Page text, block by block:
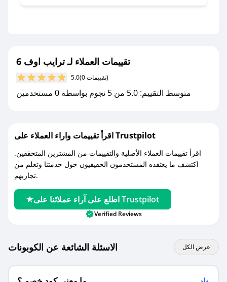
جديد.
مع صحصح، تسوق بذكاء ووفّر على كل مشترياتك مع
كوبونات خصم حصرية من ترايب اوف 6!
تقييمات العملاء لـ ترايب اوف 6
5.0 (0 تقييمات)
متوسط التقييم: 5.0 من 5 نجوم بواسطة 0 مستخدمين
اقرأ تقييمات واراء العملاء على Trustpilot
اقرأ تقييمات العملاء الأصلية والتقييمات من المشترين المتحققين.
اكتشف ما يعتقده المستخدمون الحقيقيون حول خدمتنا وتعلم من
تجاربهم.
اطلع على آراء عملائنا على Trustpilot
Verified Reviews
الاسئلة الشائعة عن الكوبونات عرض الكل